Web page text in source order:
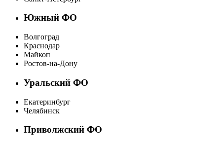
Южный ФО
Волгоград
Краснодар
Майкоп
Ростов-на-Дону
Уральский ФО
Екатеринбург
Челябинск
Приволжский ФО